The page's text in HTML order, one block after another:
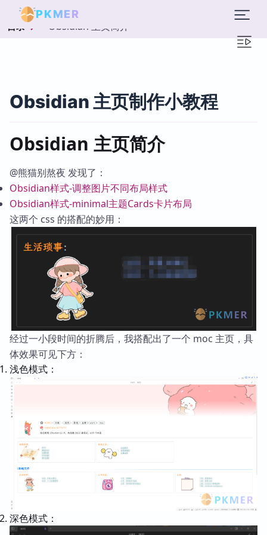
PKMER
目录 Obsidian 主页简介
Obsidian 主页制作小教程
Obsidian 主页简介
@熊猫别熬夜 发现了：
Obsidian样式-调整图片不同布局样式
Obsidian样式-minimal主题Cards卡片布局
这两个 css 的搭配的妙用：
经过一小段时间的折腾后，我搭配出了一个 moc 主页，具
体效果可见下方：
浅色模式：
深色模式：